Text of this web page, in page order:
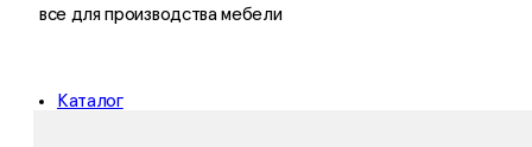
все для производства мебели
Каталог